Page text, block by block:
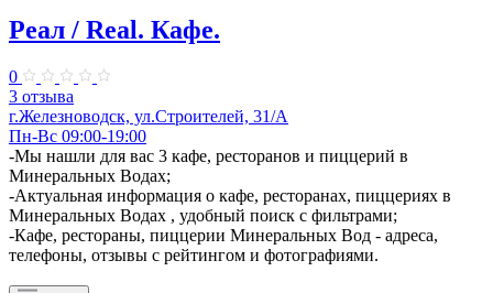
Реал / Real. Кафе.
0
3 отзыва
г.Железноводск, ул.Строителей, 31/А
Пн-Вс 09:00-19:00
-Мы нашли для вас 3 кафе, ресторанов и пиццерий в
Минеральных Водах;
-Актуальная информация о кафе, ресторанах, пиццериях в
Минеральных Водах , удобный поиск с фильтрами;
-Кафе, рестораны, пиццерии Минеральных Вод - адреса,
телефоны, отзывы с рейтингом и фотографиями.